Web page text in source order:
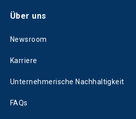
Über uns
Newsroom
Karriere
Unternehmerische Nachhaltigkeit
FAQs